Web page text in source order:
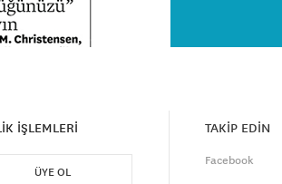
İŞLEMLERİ
ÜYE OL
TAKİP EDİN
Facebook